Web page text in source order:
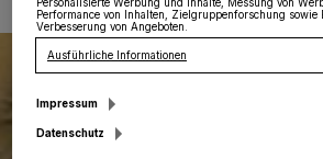
Personalisierte Werbung und Inhalte, Messung von
Performance von Inhalten, Zielgruppenforschung sowie
Verbesserung von Angeboten.
Ausführliche Informationen
Impressum
Datenschutz